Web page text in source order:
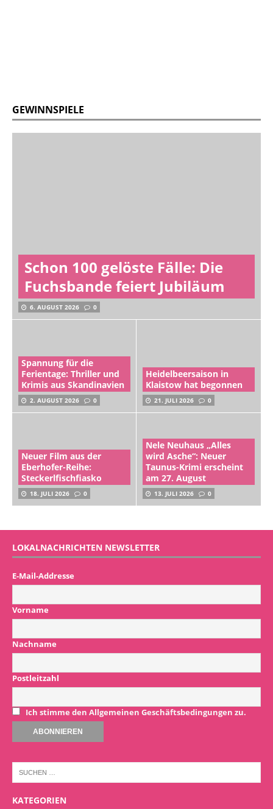
GEWINNSPIELE
Schon 100 gelöste Fälle: Die
Fuchsbande feiert Jubiläum
6. AUGUST 2026 0
Spannung für die
Ferientage: Thriller und
Krimis aus Skandinavien
2. AUGUST 2026 0
Heidelbeersaison in
Klaistow hat begonnen
21. JULI 2026 0
Neuer Film aus der
Eberhofer-Reihe:
Steckerlfischfiasko
18. JULI 2026 0
Nele Neuhaus „Alles
wird Asche“: Neuer
Taunus-Krimi erscheint
am 27. August
13. JULI 2026 0
LOKALNACHRICHTEN NEWSLETTER
E-Mail-Addresse
Vorname
Nachname
Postleitzahl
Ich stimme den Allgemeinen Geschäftsbedingungen zu.
KATEGORIEN